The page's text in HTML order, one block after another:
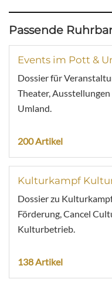
Passende
Events im Pott &
Dossier für
Theater,
Umland.
200 Artikel
Kulturkampf
Dossier zu
Förderung, Cancel
Kulturbetrieb.
138 Artikel